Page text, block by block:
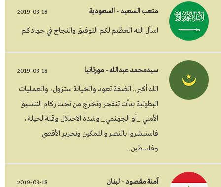
متعب السعيد - السعودية 2019-03-18
اسأل الله العظيم لكم التوفيق والنجاح في جهادكم
سيدمحمد عبدالله - مورتانيا 2019-03-18
الله أكبر.. الضفة تعود والخيانة ستزول، والعمليات
البطولية بدأت تنفجر وتخرج من تحت ركام التنسيق
الأمني _أو الجهنمي_ وشدة الاحتلال وقلةالحيلة،
فاستبشروا بالنصر والتمكين وتحرير الأقصى
وفلسطين..
آمنة مقصود - لبنان 2019-03-18